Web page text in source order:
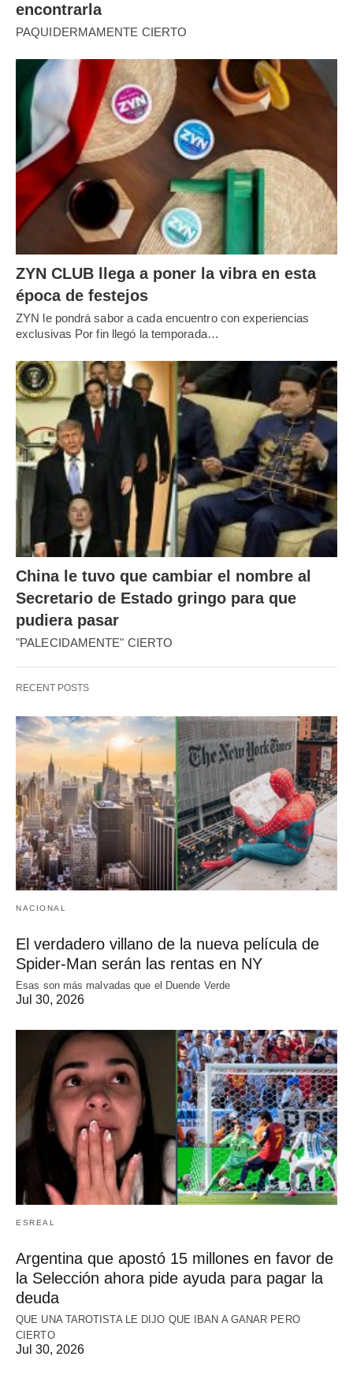
encontrarla
PAQUIDERMAMENTE CIERTO
ZYN CLUB llega a poner la vibra en esta
época de festejos
ZYN le pondrá sabor a cada encuentro con experiencias
exclusivas Por fin llegó la temporada…
China le tuvo que cambiar el nombre al
Secretario de Estado gringo para que
pudiera pasar
"PALECIDAMENTE" CIERTO
RECENT POSTS
NACIONAL
El verdadero villano de la nueva película de
Spider-Man serán las rentas en NY
Esas son más malvadas que el Duende Verde
Jul 30, 2026
ESREAL
Argentina que apostó 15 millones en favor de
la Selección ahora pide ayuda para pagar la
deuda
QUE UNA TAROTISTA LE DIJO QUE IBAN A GANAR PERO
CIERTO
Jul 30, 2026